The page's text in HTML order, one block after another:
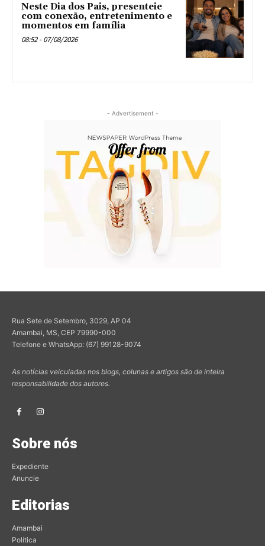
Neste Dia dos Pais, presenteie
com conexão, entretenimento e
momentos em família
08:52 - 07/08/2026
- Advertisement -
Rua Sete de Setembro, 3029, AP 04
Amambai, MS, CEP 79990-000
Telefone e WhatsApp: (67) 99128-9074
As notícias veiculadas nos blogs, colunas e artigos são de inteira
responsabilidade dos autores.
Sobre nós
Expediente
Anuncie
Editorias
Amambai
Política